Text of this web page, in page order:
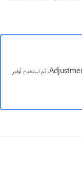
لتبديل الألوان بسهولة في الصور زائفة الألوان، اختر Image >‏ Adjustments، ثم استخدم أوامر